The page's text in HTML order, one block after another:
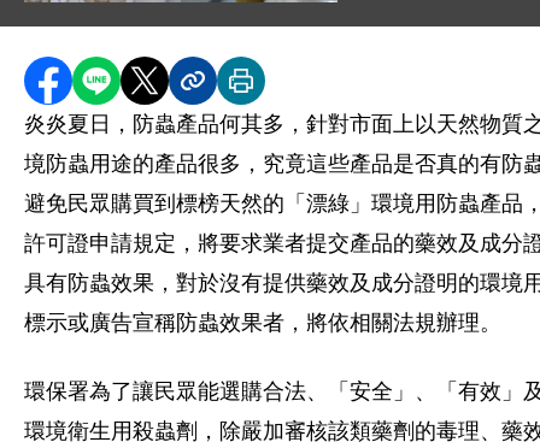
分享至 Facebook
分享到 LINE
分享到 X分享內容連結
列印本頁
炎炎夏日，防蟲產品何其多，針對市面上以天然物質
境防蟲用途的產品很多，究竟這些產品是否真的有防
避免民眾購買到標榜天然的「漂綠」環境用防蟲產品
許可證申請規定，將要求業者提交產品的藥效及成分
具有防蟲效果，對於沒有提供藥效及成分證明的環境
標示或廣告宣稱防蟲效果者，將依相關法規辦理。
環保署為了讓民眾能選購合法、「安全」、「有效」
環境衛生用殺蟲劑，除嚴加審核該類藥劑的毒理、藥